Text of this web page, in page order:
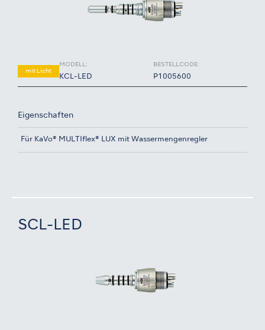
mit Licht
MODELL:
KCL-LED
BESTELLCODE:
P1005600
Eigenschaften
Für KaVo® MULTIflex® LUX mit Wassermengenregler
SCL-LED